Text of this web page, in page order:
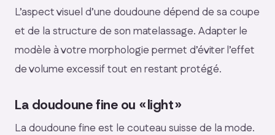
L’aspect visuel d’une doudoune dépend de sa coupe
et de la structure de son matelassage. Adapter le
modèle à votre morphologie permet d’éviter l’effet
de volume excessif tout en restant protégé.
La doudoune fine ou « light »
La doudoune fine est le couteau suisse de la mode.